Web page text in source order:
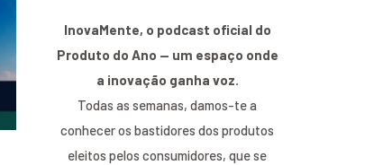
InovaMente, o podcast oficial do
Produto do Ano — um espaço onde
a inovação ganha voz.
Todas as semanas, damos-te a
conhecer os bastidores dos produtos
eleitos pelos consumidores, que se